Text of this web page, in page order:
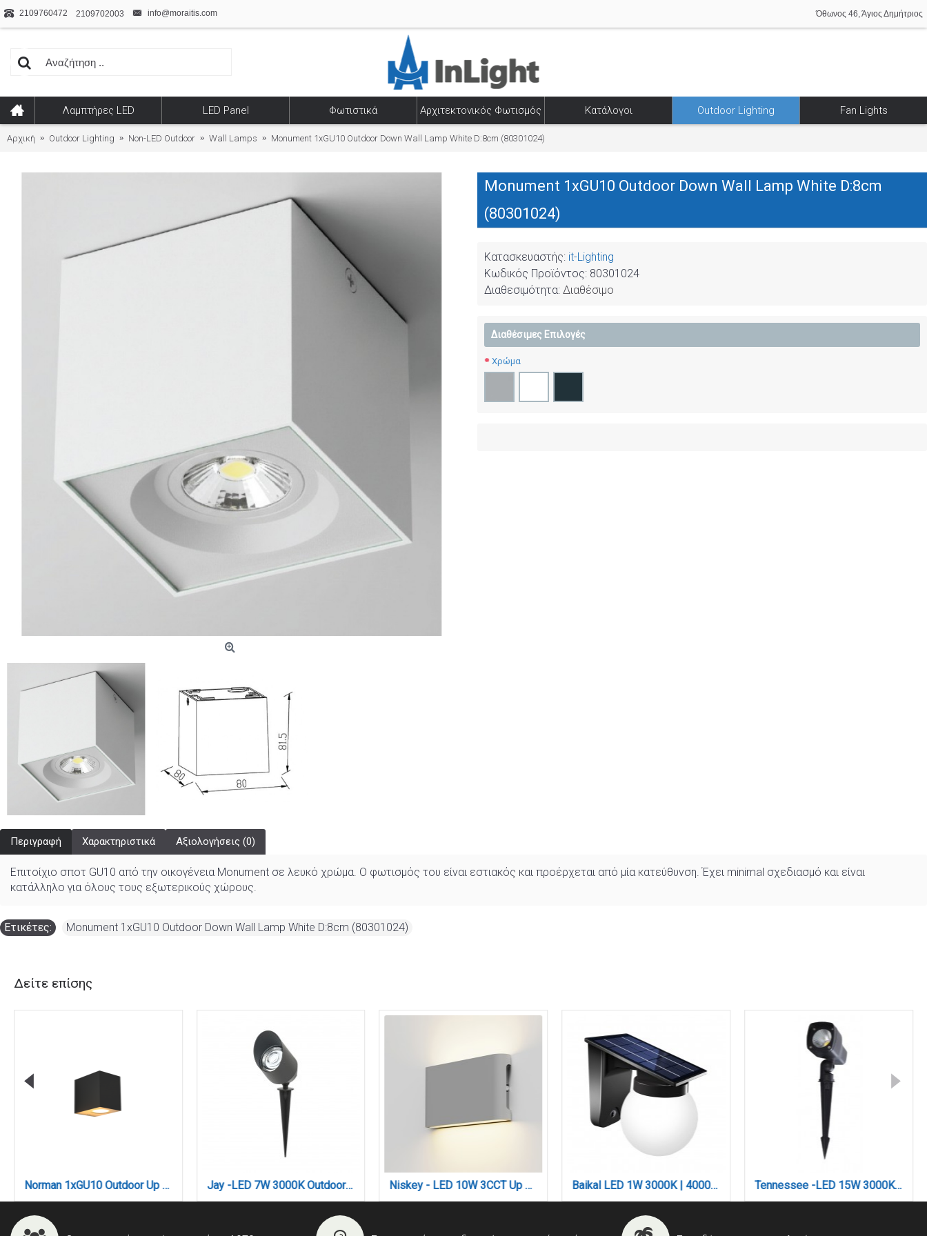
2109760472 2109702003 info@moraitis.com Όθωνος 46, Άγιος Δημήτριος
Λαμπτήρες LED LED Panel Φωτιστικά Αρχιτεκτονικός Φωτισμός Κατάλογοι Outdoor Lighting Fan Lights
Αρχική Outdoor Lighting Non-LED Outdoor Wall Lamps Monument 1xGU10 Outdoor Down Wall Lamp White D:8cm (80301024)
Monument 1xGU10 Outdoor Down Wall Lamp White D:8cm
(80301024)
Κατασκευαστής: it-Lighting
Κωδικός Προϊόντος: 80301024
Διαθεσιμότητα: Διαθέσιμο
Διαθέσιμες Επιλογές
Χρώμα
Περιγραφή Χαρακτηριστικά Αξιολογήσεις (0)
Επιτοίχιο σποτ GU10 από την οικογένεια Monument σε λευκό χρώμα. Ο φωτισμός του είναι εστιακός και προέρχεται από μία κατεύθυνση. Έχει minimal σχεδιασμό και είναι
κατάλληλο για όλους τους εξωτερικούς χώρους.
Ετικέτες: Monument 1xGU10 Outdoor Down Wall Lamp White D:8cm (80301024)
Δείτε επίσης
Norman 1xGU10 Outdoor Up or Down Wall Lamp Anthracite D:8cmx7cm (80200444) Jay -LED 7W 3000K Outdoor Spike Light in Antracite Color (80600211) Niskey - LED 10W 3CCT Up and Down Wall Light in Grey Color (80204130) Baikal LED 1W 3000K | 4000K | 6000K Solar Outdoor Wall Lamp Black D:130x190x175 mm (80207310S) Tennessee -LED 15W 3000K Outdoor Spike Light in black Color (80600611)